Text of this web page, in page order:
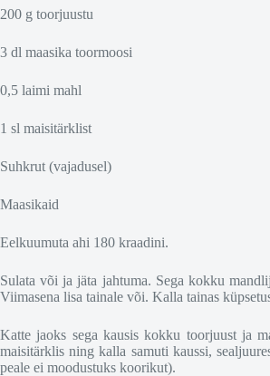
200 g toorjuustu
3 dl maasika toormoosi
0,5 laimi mahl
1 sl maisitärklist
Suhkrut (vajadusel)
Maasikaid
Eelkuumuta ahi 180 kraadini.
Sulata või ja jäta jahtuma. Sega kokku
Viimasena lisa tainale või. Kalla tainas
Katte jaoks sega kausis kokku toorjuust ja
maisitärklis ning kalla samuti kaussi,
peale ei moodustuks koorikut).